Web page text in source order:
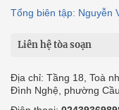
Tổng biên tập: Nguyễn
Liên hệ tòa soạn
Địa chỉ: Tầng 18, Toà
Đình Nghệ, phường